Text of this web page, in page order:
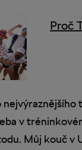
Proč
v
Můj kouč v